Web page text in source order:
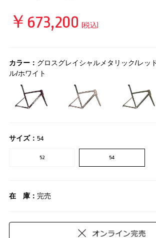
￥673,200 (税込)
カラー： グロスグレイシャルメタリック/レッ
ル/ホワイト
サイズ： 54
52 54
在 庫： 完売